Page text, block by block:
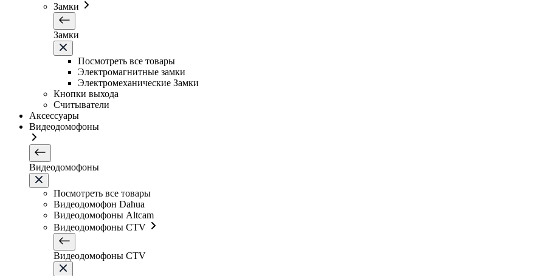
Замки
Замки
Посмотреть все товары
Электромагнитные замки
Электромеханические Замки
Кнопки выхода
Считыватели
Аксессуары
Видеодомофоны
Видеодомофоны
Посмотреть все товары
Видеодомофон Dahua
Видеодомофоны Altcam
Видеодомофоны CTV
Видеодомофоны CTV